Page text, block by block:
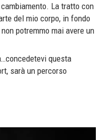
La tratto con
del mio corpo, in fondo
potremmo mai avere un
questa
sarà un percorso